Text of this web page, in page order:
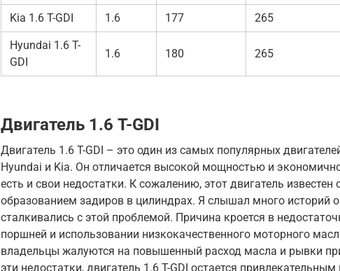
Kia 1.6 T-GDI 1.6 177 265
Hyundai 1.6 T-
GDI
1.6 180 265
Двигатель 1.6 T-GDI
Двигатель 1.6 T-GDI – это один из самых популярных
Hyundai и Kia. Он отличается высокой мощностью и
есть и свои недостатки. К сожалению, этот двигатель
образованием задиров в цилиндрах. Я слышал много историй
сталкивались с этой проблемой. Причина кроется в
поршней и использовании низкокачественного моторного
владельцы жалуются на повышенный расход масла и рывки
эти недостатки, двигатель 1.6 T-GDI остается